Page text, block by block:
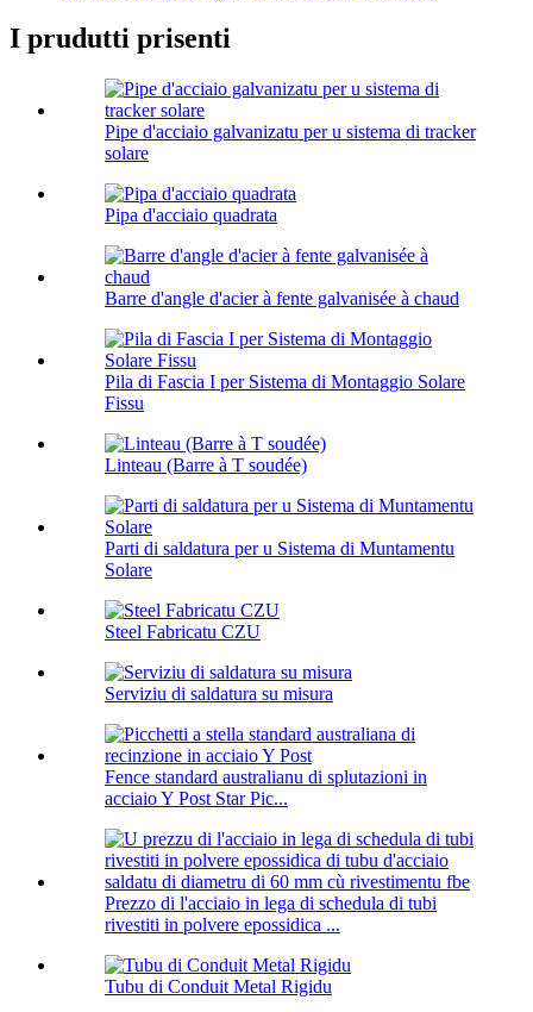
I prudutti prisenti
Pipe d'acciaio galvanizatu per u sistema di tracker
solare
Pipa d'acciaio quadrata
Barre d'angle d'acier à fente galvanisée à chaud
Pila di Fascia I per Sistema di Montaggio Solare
Fissu
Linteau (Barre à T soudée)
Parti di saldatura per u Sistema di Muntamentu
Solare
Steel Fabricatu CZU
Serviziu di saldatura su misura
Fence standard australianu di splutazioni in
acciaio Y Post Star Pic...
Prezzo di l'acciaio in lega di schedula di tubi
rivestiti in polvere epossidica ...
Tubu di Conduit Metal Rigidu